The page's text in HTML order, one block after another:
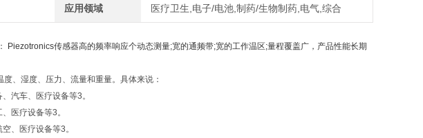
应用领域 医疗卫生,电子/电池,制药/生物制药,电气,综合
：
Piezotronics传感器高的频率响应个动态测量;宽的通频带;宽的工作温区;量程覆盖广，产品性能长期
、湿度、压力、流量和重量。具体来说：
汽车、医疗设备等3。
医疗设备等3。
、医疗设备等3。